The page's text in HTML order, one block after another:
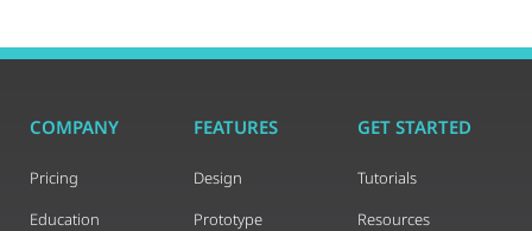
COMPANY
Pricing
Education
FEATURES
Design
Prototype
GET STARTED
Tutorials
Resources